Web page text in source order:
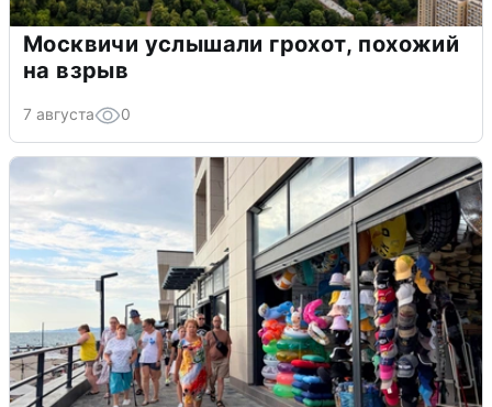
Москвичи услышали грохот, похожий
на взрыв
7 августа 0